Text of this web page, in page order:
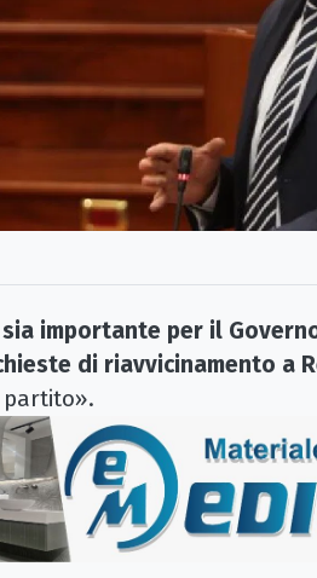
sia importante per il
di riavvicinamento a